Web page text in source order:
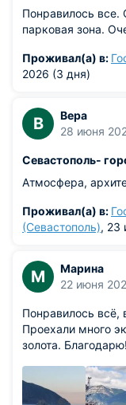
Понравилось все.
парковая зона.
Проживал(а) в:
2026 (3 дня)
В
Вера
28 июня
Севастополь-
Атмосфера,
Проживал(а) в:
(Севастополь), 23
М
Марина
22 июня
Понравилось
Проехали много
золота. Благодарю!